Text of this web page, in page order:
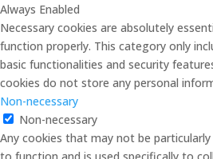
Always Enabled
Necessary cookies are absolutely
function properly. This category only
basic functionalities and security
cookies do not store any personal
Non-necessary
Non-necessary
Any cookies that may not be